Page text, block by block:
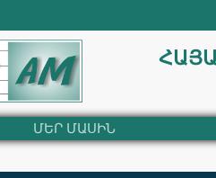
ՄԵՐ ՄԱՍԻՆ